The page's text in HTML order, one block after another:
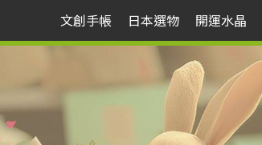
文創手帳 日本選物 開運水晶